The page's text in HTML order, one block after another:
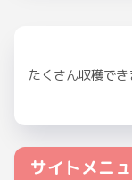
たくさん収穫でき
サイトメニ